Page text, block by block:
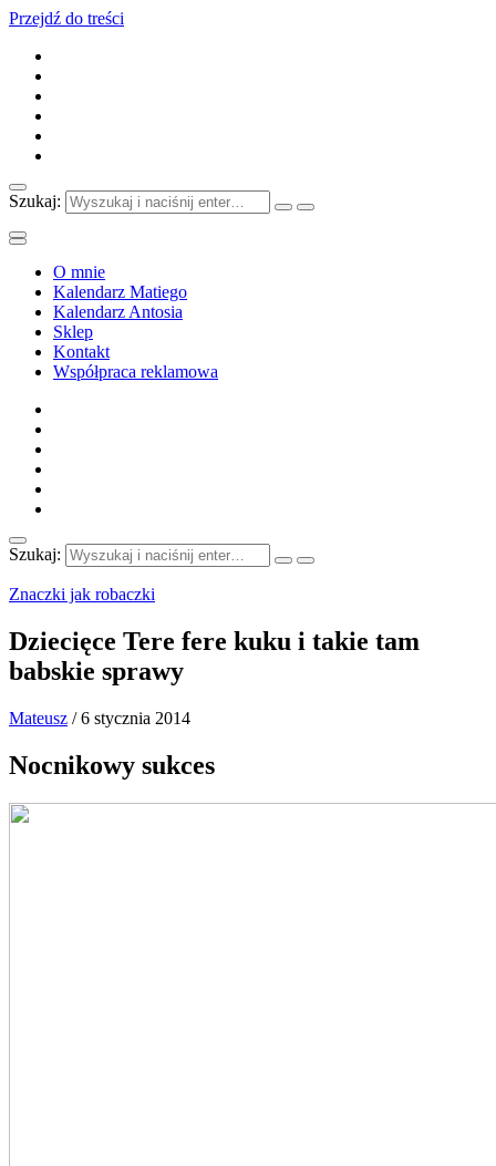
Przejdź do treści
Szukaj:
O mnie
Kalendarz Matiego
Kalendarz Antosia
Sklep
Kontakt
Współpraca reklamowa
Szukaj:
Znaczki jak robaczki
Dziecięce Tere fere kuku i takie tam
babskie sprawy
Mateusz / 6 stycznia 2014
Nocnikowy sukces